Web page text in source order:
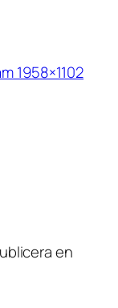
1958×1102
en